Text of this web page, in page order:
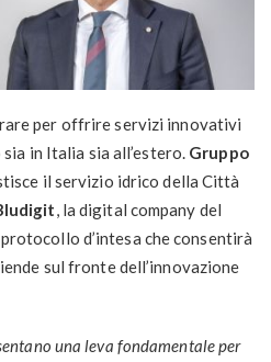
per offrire servizi innovativi
in Italia sia all’estero. Gruppo
il servizio idrico della Città
, la digital company del
d’intesa che consentirà
sul fronte dell’innovazione
una leva fondamentale per